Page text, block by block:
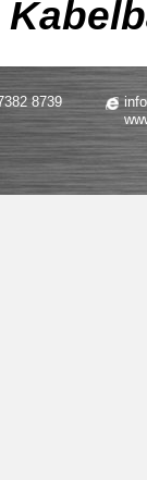
8739